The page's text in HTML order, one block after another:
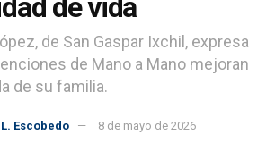
de vida
de San Gaspar Ixchil, expresa
de Mano a Mano mejoran
de su familia.
Escobedo 8 de mayo de 2026